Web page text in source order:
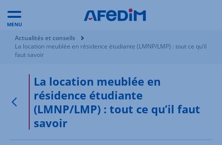
MENU
Vous êtes ici:
Actualités et conseils
La location meublée en résidence étudiante (LMNP/LMP) : tout ce qu’il
faut savoir
Retour à la page précédente
La location meublée en
résidence étudiante
(LMNP/LMP) : tout ce qu’il faut
savoir